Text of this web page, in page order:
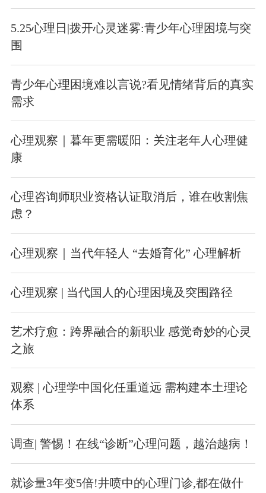
5.25心理日|拨开心灵迷雾:青少年心理困境与突
围
青少年心理困境难以言说?看见情绪背后的真实
需求
心理观察｜暮年更需暖阳：关注老年人心理健
康
心理咨询师职业资格认证取消后，谁在收割焦
虑？
心理观察｜当代年轻人 “去婚育化” 心理解析
心理观察 | 当代国人的心理困境及突围路径
艺术疗愈：跨界融合的新职业 感觉奇妙的心灵
之旅
观察 | 心理学中国化任重道远 需构建本土理论
体系
调查| 警惕！在线“诊断”心理问题，越治越病！
就诊量3年变5倍!井喷中的心理门诊,都在做什